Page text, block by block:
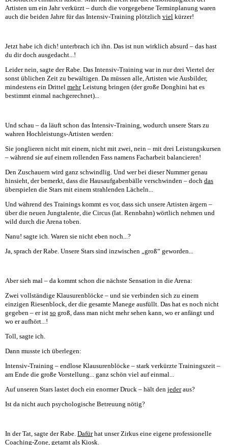
Artisten um ein Jahr verkürzt – durch die vorgegebene Terminplanung waren
auch die beiden Jahre für das Intensiv-Training plötzlich viel kürzer!
Jetzt habe ich dich! unterbrach ich ihn. Das ist nun wirklich absurd – das hast
du dir doch ausgedacht...!
Leider nein, sagte der Rabe. Das Intensiv-Training war in nur drei Viertel der
sonst üblichen Zeit zu bewältigen. Da müssen alle, Artisten wie Ausbilder,
mindestens ein Drittel mehrLeistung bringen (der große Donghini hat es
bestimmt einmal nachgerechnet)...
Und schau – da läuft schon das Intensiv-Training, wodurch unsere Stars zu
wahren Hochleistungs-Artisten werden:
Sie jonglieren nicht mit einem, nicht mit zwei, nein – mit drei Leistungskursen
– während sie auf einem rollenden Fass namens Facharbeit balancieren!
Den Zuschauern wird ganz schwindlig. Und wer bei dieser Nummer genau
hinsieht, der bemerkt, dass die Hausaufgabenbälle verschwinden – doch das
überspielen die Stars mit einem strahlenden Lächeln...
Und während des Trainings kommt es vor, dass sich unsere Artisten ärgern –
über die neuen Jungtalente, die Circus (lat. Rennbahn) wörtlich nehmen und
wild durch die Arena toben.
Nanu! sagte ich. Waren sie nicht eben noch...?
Ja, sprach der Rabe. Unsere Stars sind inzwischen „groß“ geworden...
Aber sieh mal – da kommt schon die nächste Sensation in die Arena:
Zwei vollständige Klausurenblöcke – und sie verbinden sich zu einem
einzigen Riesenblock, der die gesamte Manege ausfüllt. Das hat es noch nicht
gegeben – er ist so groß, dass man nicht mehr sehen kann, wo er anfängt und
wo er aufhört...!
Toll, sagte ich.
Dann musste ich überlegen:
Intensiv-Training – endlose Klausurenblöcke – stark verkürzte Trainingszeit –
am Ende die große Vorstellung... ganz schön viel auf einmal...
Auf unseren Stars lastet doch ein enormer Druck – hält den jederaus?
Ist da nicht auch psychologische Betreuung nötig?
In der Tat, sagte der Rabe. Dafürhat unser Zirkus eine eigene professionelle
Coaching-Zone, getarnt als Kiosk.